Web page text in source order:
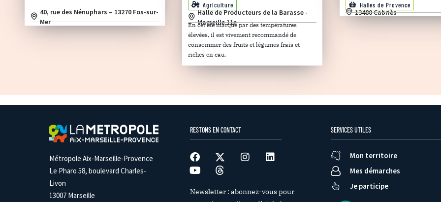
40, rue des Nénuphars – 13270 Fos-sur-
Mer
Agriculture
Halle de Producteurs de la Barasse -
Marseille 11e
En cet été marqué par des températures
élevées, il est vivement recommandé de
consommer des fruits et légumes frais et
riches en eau.
Halles de Provence
13480 Cabriès
Métropole Aix-Marseille-Provence
Le Pharo 58, boulevard Charles-
Livon
13007 Marseille
RESTONS EN CONTACT
Newsletter : abonnez-vous pour
SERVICES UTILES
Mon territoire
Mes démarches
Je participe